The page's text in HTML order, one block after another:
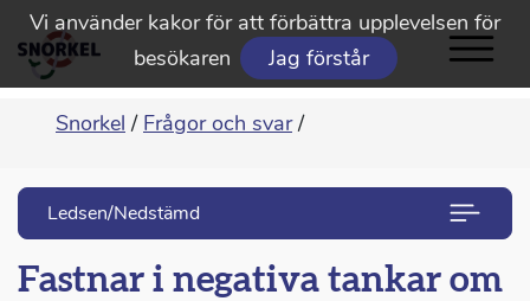
Vi använder kakor för att förbättra upplevelsen för
besökaren
Jag förstår
Snorkel / Frågor och svar /
Ledsen/Nedstämd
Fastnar i negativa tankar om